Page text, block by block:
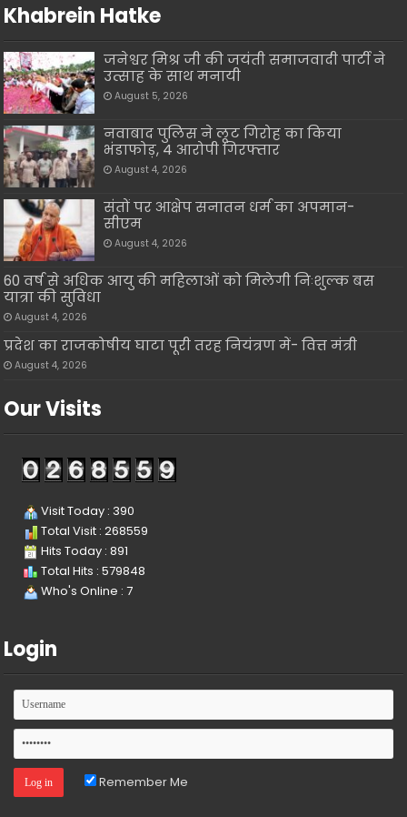
Khabrein Hatke
जनेश्वर मिश्र जी की जयंती समाजवादी पार्टी ने
उत्साह के साथ मनायी
August 5, 2026
नवाबाद पुलिस ने लूट गिरोह का किया
भंडाफोड़, 4 आरोपी गिरफ्तार
August 4, 2026
संतों पर आक्षेप सनातन धर्म का अपमान-
सीएम
August 4, 2026
60 वर्ष से अधिक आयु की महिलाओं को मिलेगी निःशुल्क बस
यात्रा की सुविधा
August 4, 2026
प्रदेश का राजकोषीय घाटा पूरी तरह नियंत्रण में- वित्त मंत्री
August 4, 2026
Our Visits
Visit Today : 390
Total Visit : 268559
Hits Today : 891
Total Hits : 579848
Who's Online : 7
Login
Remember Me